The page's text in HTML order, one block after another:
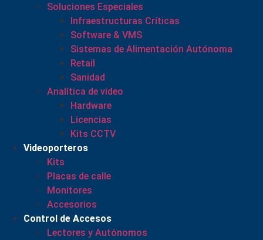
Soluciones Especiales
Infraestructuras Críticas
Software & VMS
Sistemas de Alimentación Autónoma
Retail
Sanidad
Analítica de video
Hardware
Licencias
Kits CCTV
Videoporteros
Kits
Placas de calle
Monitores
Accesorios
Control de Accesos
Lectores y Autónomos